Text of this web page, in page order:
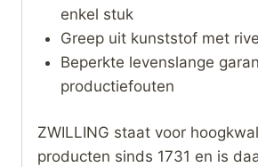
enkel stuk
Greep uit kunststof met
Beperkte levenslange
productiefouten
ZWILLING staat voor
producten sinds 1731 en is